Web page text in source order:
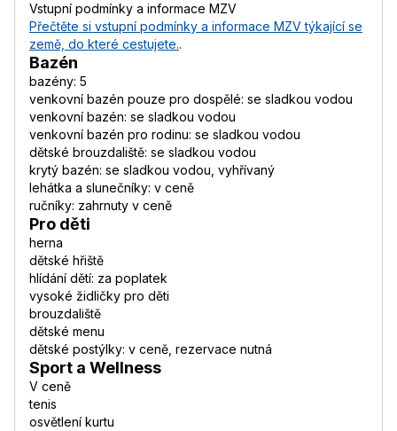
Vstupní podmínky a informace MZV
Přečtěte si vstupní podmínky a informace MZV týkající se
země, do které cestujete..
Bazén
bazény: 5
venkovní bazén pouze pro dospělé: se sladkou vodou
venkovní bazén: se sladkou vodou
venkovní bazén pro rodinu: se sladkou vodou
dětské brouzdaliště: se sladkou vodou
krytý bazén: se sladkou vodou, vyhřívaný
lehátka a slunečníky: v ceně
ručníky: zahrnuty v ceně
Pro děti
herna
dětské hřiště
hlídání dětí: za poplatek
vysoké židličky pro děti
brouzdaliště
dětské menu
dětské postýlky: v ceně, rezervace nutná
Sport a Wellness
V ceně
tenis
osvětlení kurtu